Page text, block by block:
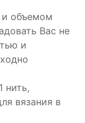
и объемом
Вас не
и
нить,
вязания в